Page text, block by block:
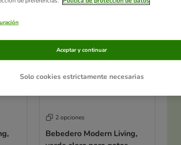
2 opciones
Bebedero Modern Living,
Solo cookies estrictamente necesarias
Aceptar y continuar